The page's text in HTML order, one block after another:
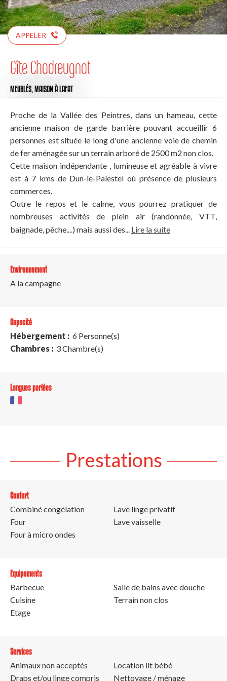
APPELER
Gîte Chadreugnat
MEUBLÉS, MAISONÀ LAFAT
Proche de la Vallée des Peintres, dans un hameau, cette
ancienne maison de garde barrière pouvant accueillir 6
personnes est située le long d'une ancienne voie de chemin
de fer aménagée sur un terrain arboré de 2500 m2 non clos.
Cette maison indépendante , lumineuse et agréable à vivre
est à 7 kms de Dun-le-Palestel où présence de plusieurs
commerces.
Outre le repos et le calme, vous pourrez pratiquer de
nombreuses activités de plein air (randonnée, VTT,
baignade, pêche....) mais aussi des... Lire la suite
Environnement
A la campagne
Capacité
Hébergement : 6 Personne(s)
Chambres : 3 Chambre(s)
Langues parlées
Prestations
Confort
Combiné congélation
Four
Four à micro ondes
Lave linge privatif
Lave vaisselle
Equipements
Barbecue
Cuisine
Etage
Salle de bains avec douche
Terrain non clos
Services
Animaux non acceptés
Draps et/ou linge compris
Location lit bébé
Nettoyage / ménage